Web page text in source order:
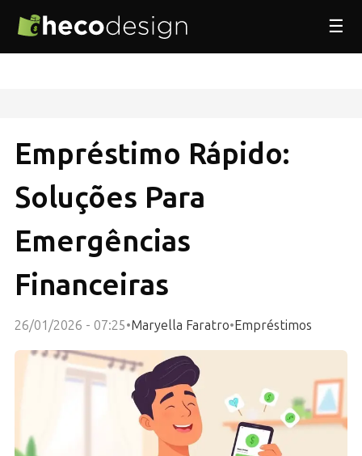
☰
Empréstimo Rápido:
Soluções Para
Emergências
Financeiras
26/01/2026 - 07:25•Maryella Faratro•Empréstimos